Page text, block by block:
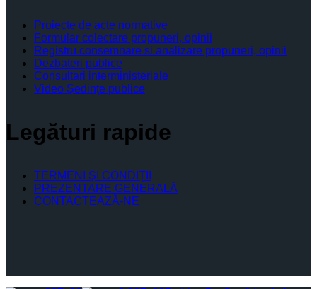
Proiecte de acte normative
Formular colectare propuneri, opinii
Registru consemnare si analizare propuneri, opinii
Dezbateri publice
Consultari interministeriale
Video Şedinţe publice
Legături rapide
TERMENI ŞI CONDIŢII
PREZENTARE GENERALĂ
CONTACTEAZĂ-NE